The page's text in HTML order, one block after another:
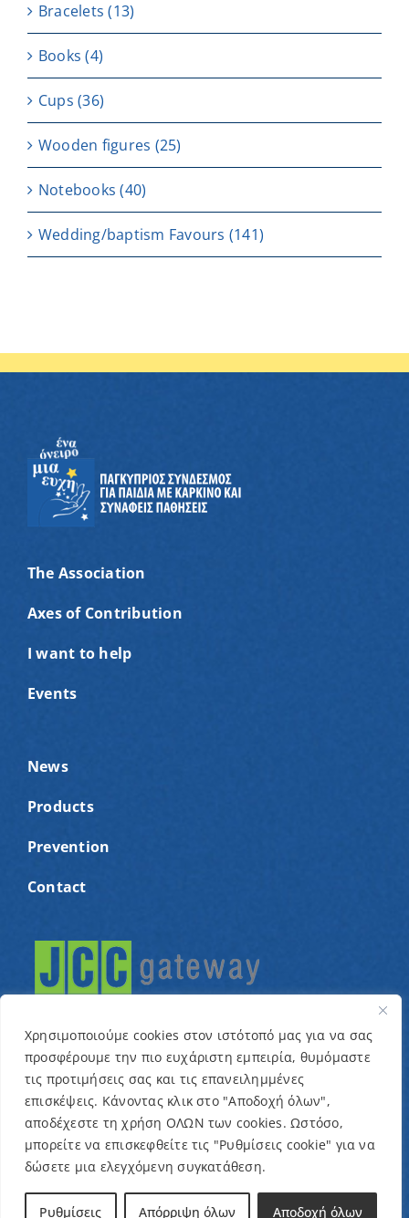
Χρησιμοποιούμε cookies στον ιστότοπό μας για να σας
προσφέρουμε την πιο ευχάριστη εμπειρία, θυμόμαστε
τις προτιμήσεις σας και τις επανειλημμένες
επισκέψεις. Κάνοντας κλικ στο "Αποδοχή όλων",
αποδέχεστε τη χρήση ΟΛΩΝ των cookies. Ωστόσο,
μπορείτε να επισκεφθείτε τις "Ρυθμίσεις cookie" για να
δώσετε μια ελεγχόμενη συγκατάθεση.
Ρυθμίσεις Απόρριψη όλων Αποδοχή όλων
Bracelets (13)
Books (4)
Cups (36)
Wooden figures (25)
Notebooks (40)
Wedding/baptism Favours (141)
The Association
Axes of Contribution
I want to help
Events
News
Products
Prevention
Contact
© Copyright 2022 – Cyprus Association for children
with cancer and related conditions “One Dream One
Wish” / Designed & Developed byNETinfo Plc
Terms and Conditions|Privacy Policy